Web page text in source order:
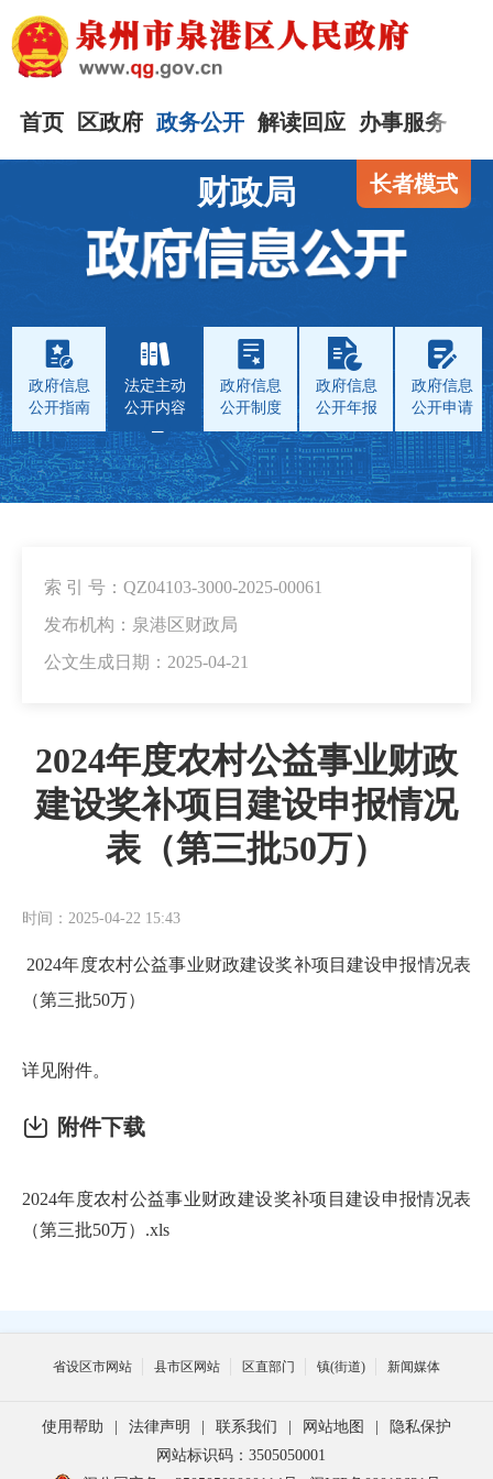
首页 区政府 政务公开 解读回应 办事服务
长者模式
财政局
政府信息
公开指南
法定主动
公开内容
政府信息
公开制度
政府信息
公开年报
政府信息
公开申请
索 引 号：QZ04103-3000-2025-00061
发布机构：泉港区财政局
公文生成日期：2025-04-21
2024年度农村公益事业财政
建设奖补项目建设申报情况
表（第三批50万）
时间：2025-04-22 15:43
2024年度农村公益事业财政建设奖补项目建设申报情况表
（第三批50万）
详见附件。
附件下载
2024年度农村公益事业财政建设奖补项目建设申报情况表
（第三批50万）.xls
省设区市网站 县市区网站 区直部门 镇(街道) 新闻媒体
使用帮助 | 法律声明 | 联系我们 | 网站地图 |
隐私保护
网站标识码：3505050001